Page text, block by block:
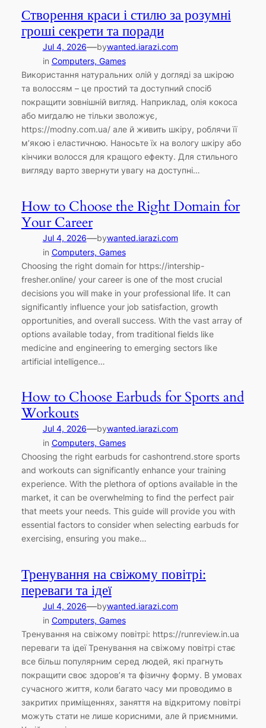
Створення краси і стилю за розумні
гроші секрети та поради
Jul 4, 2026—bywanted.iarazi.com
in Computers, Games
Використання натуральних олій у догляді за шкірою
та волоссям – це простий та доступний спосіб
покращити зовнішній вигляд. Наприклад, олія кокоса
або мигдалю не тільки зволожує,
https://modny.com.ua/ але й живить шкіру, роблячи її
м’якою і еластичною. Наносьте їх на вологу шкіру або
кінчики волосся для кращого ефекту. Для стильного
вигляду варто звернути увагу на доступні…
How to Choose the Right Domain for
Your Career
Jul 4, 2026—bywanted.iarazi.com
in Computers, Games
Choosing the right domain for https://intership-
fresher.online/ your career is one of the most crucial
decisions you will make in your professional life. It can
significantly influence your job satisfaction, growth
opportunities, and overall success. With the vast array of
options available today, from traditional fields like
medicine and engineering to emerging sectors like
artificial intelligence…
How to Choose Earbuds for Sports and
Workouts
Jul 4, 2026—bywanted.iarazi.com
in Computers, Games
Choosing the right earbuds for cashontrend.store sports
and workouts can significantly enhance your training
experience. With the plethora of options available in the
market, it can be overwhelming to find the perfect pair
that meets your needs. This guide will provide you with
essential factors to consider when selecting earbuds for
exercising, ensuring you make…
Тренування на свіжому повітрі:
переваги та ідеї
Jul 4, 2026—bywanted.iarazi.com
in Computers, Games
Тренування на свіжому повітрі: https://runreview.in.ua
переваги та ідеї Тренування на свіжому повітрі стає
все більш популярним серед людей, які прагнуть
покращити своє здоров’я та фізичну форму. В умовах
сучасного життя, коли багато часу ми проводимо в
закритих приміщеннях, заняття на відкритому повітрі
можуть стати не лише корисними, але й приємними.